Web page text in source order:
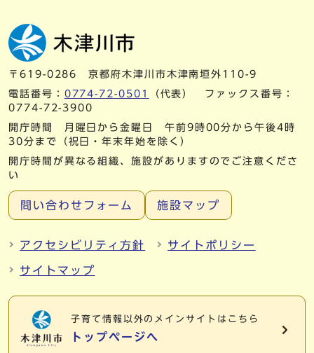
〒619-0286 京都府木津川市木津南垣外110-9
電話番号： 0774-72-0501
（代表） ファックス番号：
0774-72-3900
開庁時間 月曜日から金曜日 午前9時00分から午後4時
30分まで（祝日・年末年始を除く）
開庁時間が異なる組織、施設がありますのでご注意くださ
い
問い合わせフォーム 施設マップ
アクセシビリティ方針 サイトポリシー
サイトマップ
子育て情報以外の メインサイトはこちら
トップページへ